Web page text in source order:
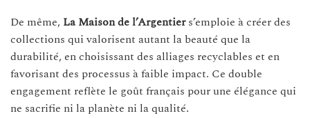
De même, La Maison de l’Argentiers’emploie à créer des
collections qui valorisent autant la beauté que la
durabilité, en choisissant des alliages recyclables et en
favorisant des processus à faible impact. Ce double
engagement reflète le goût français pour une élégance qui
ne sacrifie ni la planète ni la qualité.